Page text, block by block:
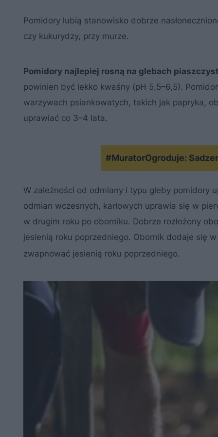
Pomidory lubią stanowisko dobrze
czy kukurydzy, przy murze.
Pomidory najlepiej rosną na glebach
powinien być lekko kwaśny (pH 5,5–6,5).
warzywach psiankowatych, takich jak papryka,
uprawiać co 3–4 lata.
#MuratorOgroduje:
W zależności od odmiany i typu gleby pomidory
odmian wczesnych, karłowych uprawia się w
w drugim roku po oborniku. Dobrze rozłożony
jesienią roku poprzedniego. Obornik dodaje się
zwapnować jesienią roku poprzedniego.